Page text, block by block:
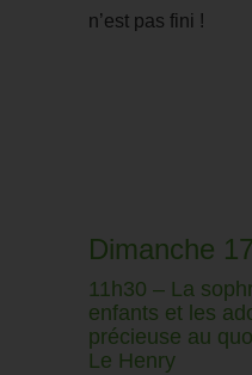
n’est pas fini !
Dimanche
11h30 – La
enfants et les
précieuse au
Le Henry